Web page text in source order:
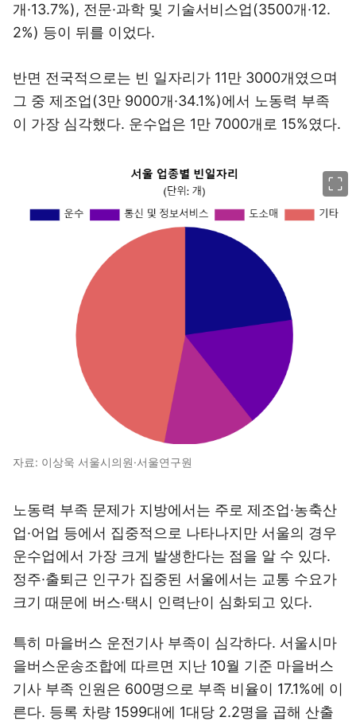
개·13.7%), 전문·과학 및 기술서비스업(3500개·12.
2%) 등이 뒤를 이었다.
반면 전국적으로는 빈 일자리가 11만 3000개였으며
그 중 제조업(3만 9000개·34.1%)에서 노동력 부족
이 가장 심각했다. 운수업은 1만 7000개로 15%였다.
자료: 이상욱 서울시의원·서울연구원
노동력 부족 문제가 지방에서는 주로 제조업·농축산
업·어업 등에서 집중적으로 나타나지만 서울의 경우
운수업에서 가장 크게 발생한다는 점을 알 수 있다.
정주·출퇴근 인구가 집중된 서울에서는 교통 수요가
크기 때문에 버스·택시 인력난이 심화되고 있다.
특히 마을버스 운전기사 부족이 심각하다. 서울시마
을버스운송조합에 따르면 지난 10월 기준 마을버스
기사 부족 인원은 600명으로 부족 비율이 17.1%에 이
른다. 등록 차량 1599대에 1대당 2.2명을 곱해 산출